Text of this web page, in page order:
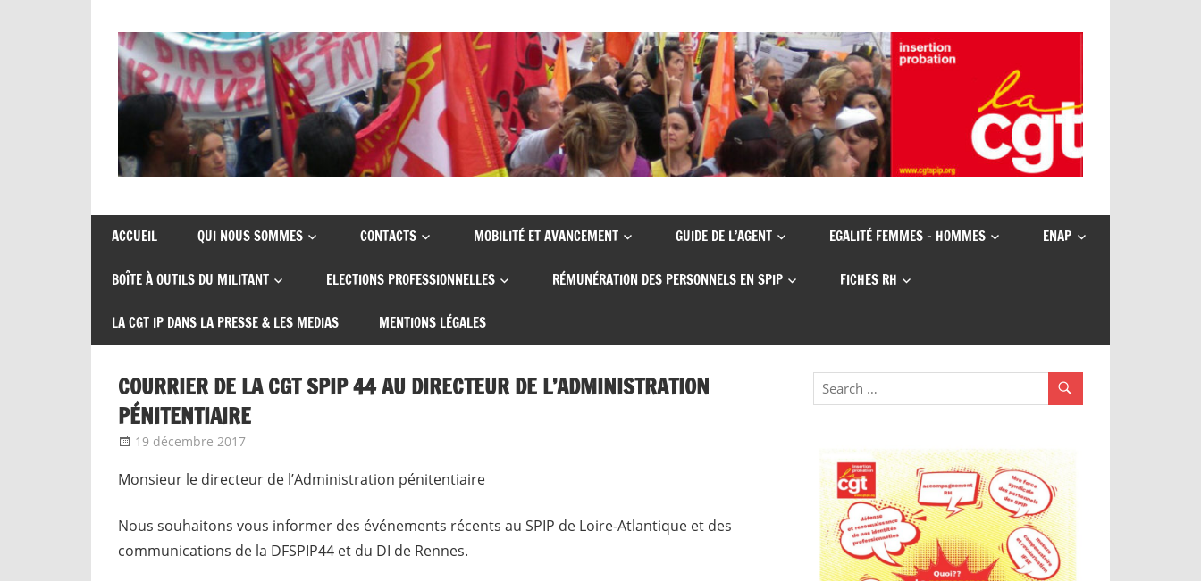
content
CGT
insertion
probation
de
syndicats
insertion
ACCUEIL QUI NOUS SOMMES CONTACTS MOBILITÉ ET AVANCEMENT GUIDE DE L’AGENT EGALITÉ FEMMES – HOMMES ENAP
BOÎTE À OUTILS DU MILITANT ELECTIONS PROFESSIONNELLES RÉMUNÉRATION DES PERSONNELS EN SPIP FICHES RH
LA CGT IP DANS LA PRESSE & LES MEDIAS MENTIONS LÉGALES
COURRIER DE LA CGT SPIP 44 AU DIRECTEUR DE L’ADMINISTRATION
PÉNITENTIAIRE
19 décembre 2017
Monsieur le directeur de l’Administration pénitentiaire
Nous souhaitons vous informer des événements récents au SPIP de Loire-Atlantique et des
communications de la DFSPIP44 et du DI de Rennes.